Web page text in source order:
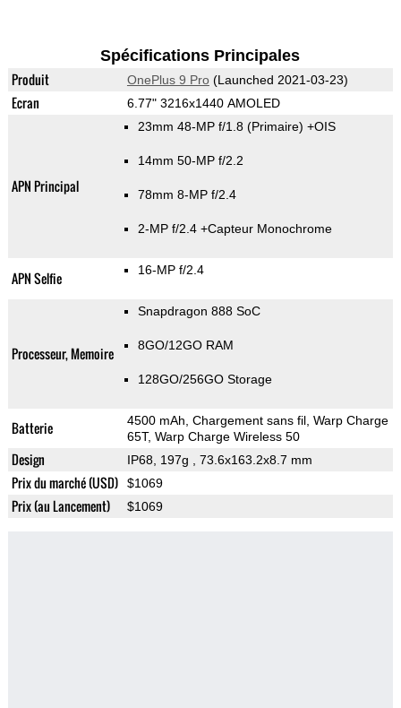
Spécifications Principales
Produit OnePlus 9 Pro(Launched 2021-03-23)
Ecran 6.77" 3216x1440 AMOLED
APN Principal
23mm 48-MP f/1.8 (Primaire) +OIS
14mm 50-MP f/2.2
78mm 8-MP f/2.4
2-MP f/2.4 +Capteur Monochrome
APN Selfie 16-MP f/2.4
Processeur, Memoire
Snapdragon 888 SoC
8GO/12GO RAM
128GO/256GO Storage
Batterie
4500 mAh, Chargement sans fil, Warp Charge
65T, Warp Charge Wireless 50
Design IP68, 197g , 73.6x163.2x8.7 mm
Prix du marché (USD) $1069
Prix (au Lancement) $1069